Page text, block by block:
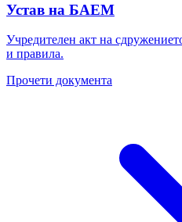
Устав на БАЕМ
Учредителен акт на
и правила.
Прочети документа